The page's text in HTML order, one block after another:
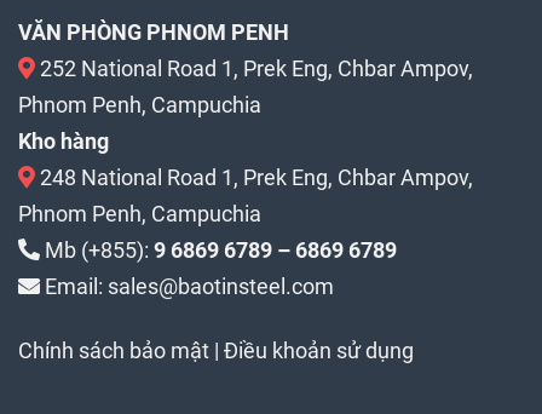
VĂN PHÒNG PHNOM PENH
252 National Road 1, Prek Eng, Chbar Ampov,
Phnom Penh, Campuchia
Kho hàng
248 National Road 1, Prek Eng, Chbar Ampov,
Phnom Penh, Campuchia
Mb (+855): 9 6869 6789 – 6869 6789
Email: sales@baotinsteel.com
Chính sách bảo mật | Điều khoản sử dụng